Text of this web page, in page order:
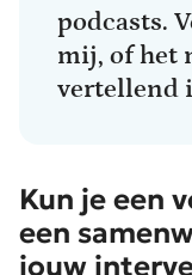
podcasts.
mij, of het
vertellend
Kun je een
een
jouw